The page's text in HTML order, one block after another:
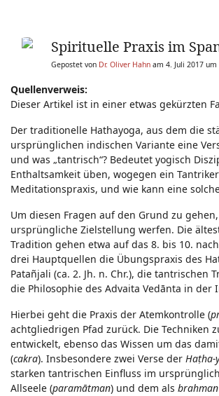
Spirituelle Praxis im
Gepostet von Dr. Oliver Hahn am 4. Juli 2017 um
Quellenverweis:
Dieser Artikel ist in einer etwas gekürzten
Der traditionelle Hathayoga, aus dem die
ursprünglichen indischen Variante eine
und was „tantrisch“? Bedeutet yogisch
Enthaltsamkeit üben, wogegen ein
Meditationspraxis, und wie kann eine
Um diesen Fragen auf den Grund zu
ursprüngliche Zielstellung werfen. Die
Tradition gehen etwa auf das 8. bis 10.
drei Hauptquellen die Übungspraxis des
Patañjali (ca. 2. Jh. n. Chr.), die
die Philosophie des Advaita Vedānta in der
Hierbei geht die Praxis der Atemkontrolle (
achtgliedrigen Pfad zurück. Die Techniken
entwickelt, ebenso das Wissen um das
(cakra). Insbesondere zwei Verse der Haṭha-
starken tantrischen Einfluss im
Allseele (paramātman) und dem als brahman